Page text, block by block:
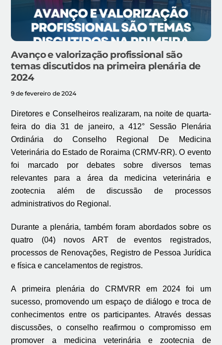
Avanço e valorização profissional são
temas discutidos na primeira plenária de
2024
9 de fevereiro de 2024
Diretores e Conselheiros realizaram, na noite de quarta-
feira do dia 31 de janeiro, a 412° Sessão Plenária
Ordinária do Conselho Regional De Medicina
Veterinária do Estado de Roraima (CRMV-RR). O evento
foi marcado por debates sobre diversos temas
relevantes para a área da medicina veterinária e
zootecnia além de discussão de processos
administrativos do Regional.
Durante a plenária, também foram abordados sobre os
quatro (04) novos ART de eventos registrados,
processos de Renovações, Registro de Pessoa Jurídica
e física e cancelamentos de registros.
A primeira plenária do CRMVRR em 2024 foi um
sucesso, promovendo um espaço de diálogo e troca de
conhecimentos entre os participantes. Através dessas
discussões, o conselho reafirmou o compromisso em
promover a medicina veterinária e zootecnia de